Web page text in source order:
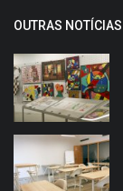
OUTRAS NOTÍCIAS